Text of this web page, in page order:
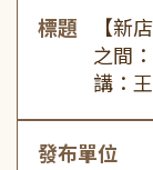
標題
【新
之間
講：
發布單位